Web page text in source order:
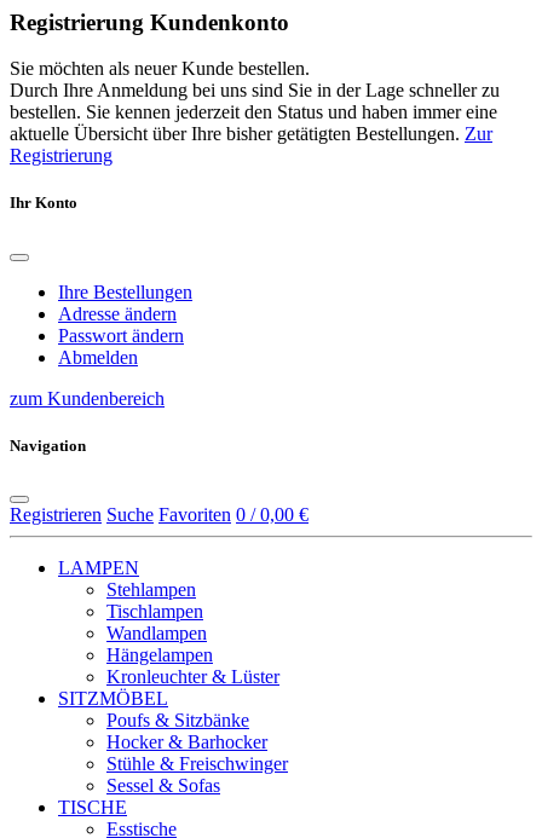
Registrierung Kundenkonto
Sie möchten als neuer Kunde bestellen.
Durch Ihre Anmeldung bei uns sind Sie in der Lage schneller zu
bestellen. Sie kennen jederzeit den Status und haben immer eine
aktuelle Übersicht über Ihre bisher getätigten Bestellungen. Zur
Registrierung
Ihr Konto
Ihre Bestellungen
Adresse ändern
Passwort ändern
Abmelden
zum Kundenbereich
Navigation
Registrieren Suche Favoriten 0 / 0,00 €
LAMPEN
Stehlampen
Tischlampen
Wandlampen
Hängelampen
Kronleuchter & Lüster
SITZMÖBEL
Poufs & Sitzbänke
Hocker & Barhocker
Stühle & Freischwinger
Sessel & Sofas
TISCHE
Esstische